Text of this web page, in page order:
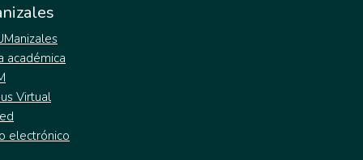
académica
Virtual
electrónico